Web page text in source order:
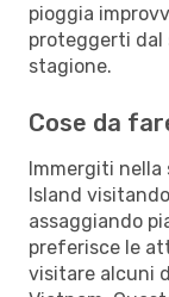
pioggia
proteggerti dal
stagione.
Cose da
Immergiti nella
Island
assaggiando
preferisce le
visitare alcuni